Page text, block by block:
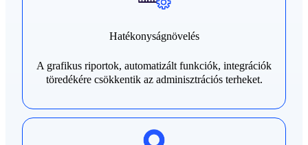
Hatékonyságnövelés
A grafikus riportok, automatizált funkciók, integrációk
töredékére csökkentik az adminisztrációs terheket.